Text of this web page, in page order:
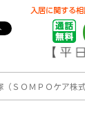
ＳＯＭＰＯケア株式